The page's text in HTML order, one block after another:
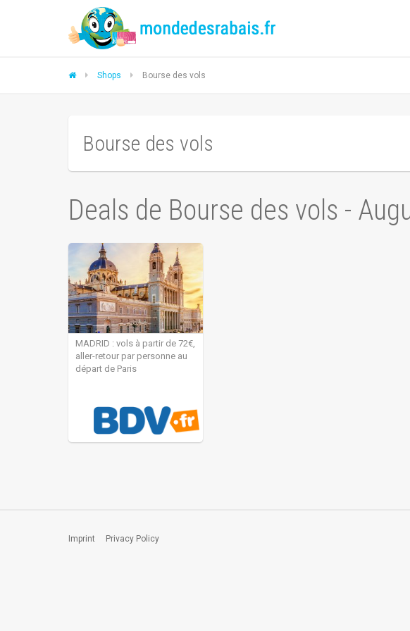
Shops Bourse des vols
Bourse des vols
Deals de Bourse des vols -
MADRID : vols à partir de 72€,
aller-retour par personne au
départ de Paris
Imprint Privacy Policy